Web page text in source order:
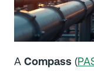
A Compass (